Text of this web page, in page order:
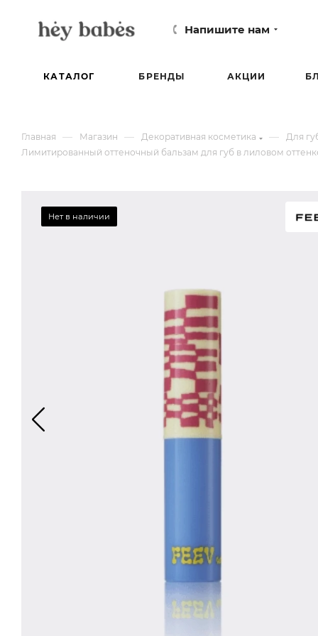
Напишите нам
КАТАЛОГ БРЕНДЫ АКЦИИ
Главная — Магазин — Декоративная косметика —
Для
Лимитированный оттеночный бальзам для губ в лиловом
Нет в наличии